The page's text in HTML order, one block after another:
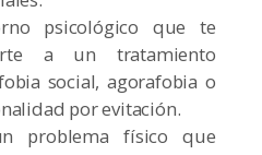
psicológico que te
a un tratamiento
social, agorafobia o
por evitación.
problema físico que